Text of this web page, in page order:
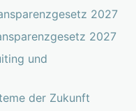
2027
2027
und
der Zukunft